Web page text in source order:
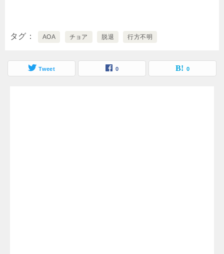
タグ AOA チョア 脱退 行方不明
Tweet 0 0